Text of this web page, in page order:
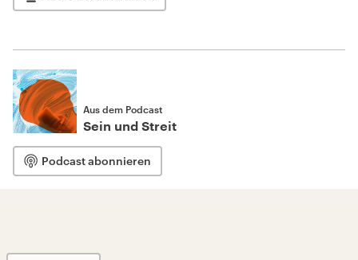
Aus dem Podcast
Sein und Streit
Podcast abonnieren